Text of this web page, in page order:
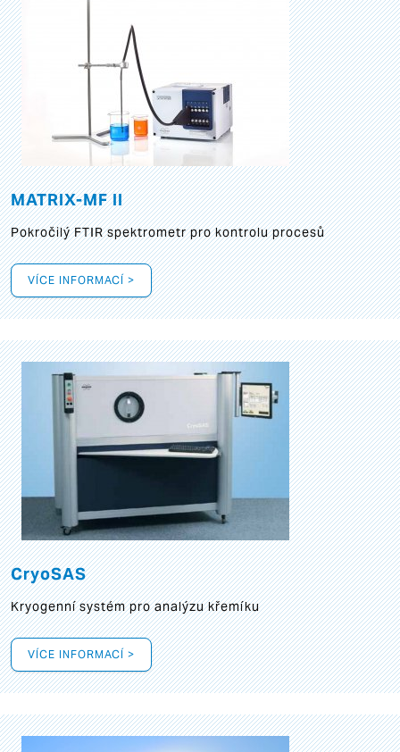
MATRIX-MF II
Pokročilý FTIR spektrometr pro kontrolu procesů
VÍCE INFORMACÍ >
CryoSAS
Kryogenní systém pro analýzu křemíku
VÍCE INFORMACÍ >